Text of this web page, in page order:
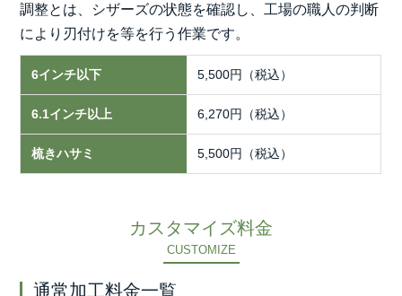
調整とは、シザーズの状態を確認し、工場の職人の判断
により刃付けを等を行う作業です。
5,500円（税込）
6,270円（税込）
5,500円（税込）
カスタマイズ料金
CUSTOMIZE
通常加工料金一覧